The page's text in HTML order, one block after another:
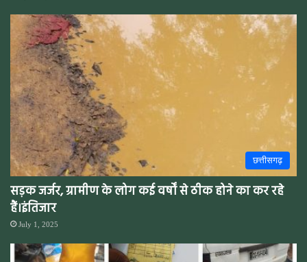
छत्तीसगढ़
सड़क जर्जर, ग्रामीण के लोग कई वर्षों से ठीक होने का कर रहे
हैं।इंतिजार
July 1, 2025